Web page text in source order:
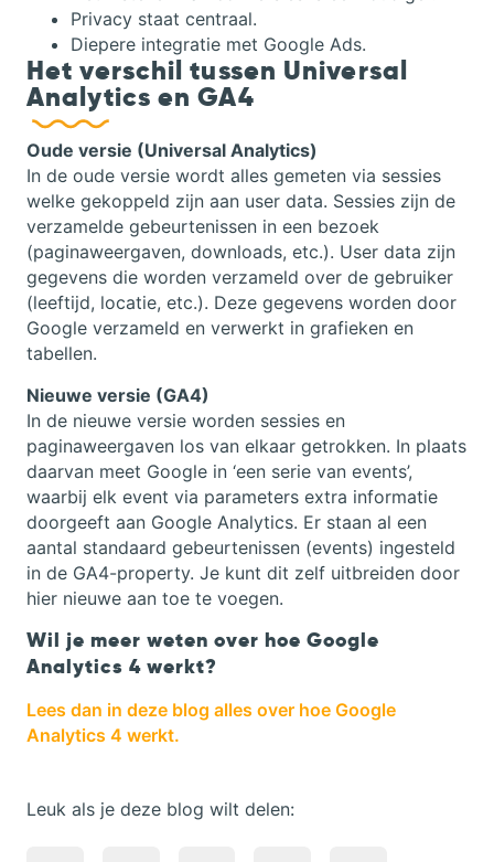
Privacy staat centraal.
Diepere integratie met Google Ads.
Het verschil tussen Universal
Analytics en GA4
Oude versie (Universal Analytics)
In de oude versie wordt alles gemeten via sessies
welke gekoppeld zijn aan user data. Sessies zijn de
verzamelde gebeurtenissen in een bezoek
(paginaweergaven, downloads, etc.). User data zijn
gegevens die worden verzameld over de gebruiker
(leeftijd, locatie, etc.). Deze gegevens worden door
Google verzameld en verwerkt in grafieken en
tabellen.
Nieuwe versie (GA4)
In de nieuwe versie worden sessies en
paginaweergaven los van elkaar getrokken. In plaats
daarvan meet Google in ‘een serie van events’,
waarbij elk event via parameters extra informatie
doorgeeft aan Google Analytics. Er staan al een
aantal standaard gebeurtenissen (events) ingesteld
in de GA4-property. Je kunt dit zelf uitbreiden door
hier nieuwe aan toe te voegen.
Wil je meer weten over hoe Google
Analytics 4 werkt?
Lees dan in deze blog alles over hoe Google
Analytics 4 werkt.
Leuk als je deze blog wilt delen: